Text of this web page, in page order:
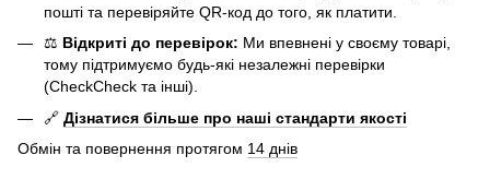
пошті та перевіряйте QR-код до того, як платити.
⚖️ Відкриті до перевірок: Ми впевнені у своєму товарі,
тому підтримуємо будь-які незалежні перевірки
(CheckCheck та інші).
🔗 Дізнатися більше про наші стандарти якості
Обмін та повернення протягом 14 днів